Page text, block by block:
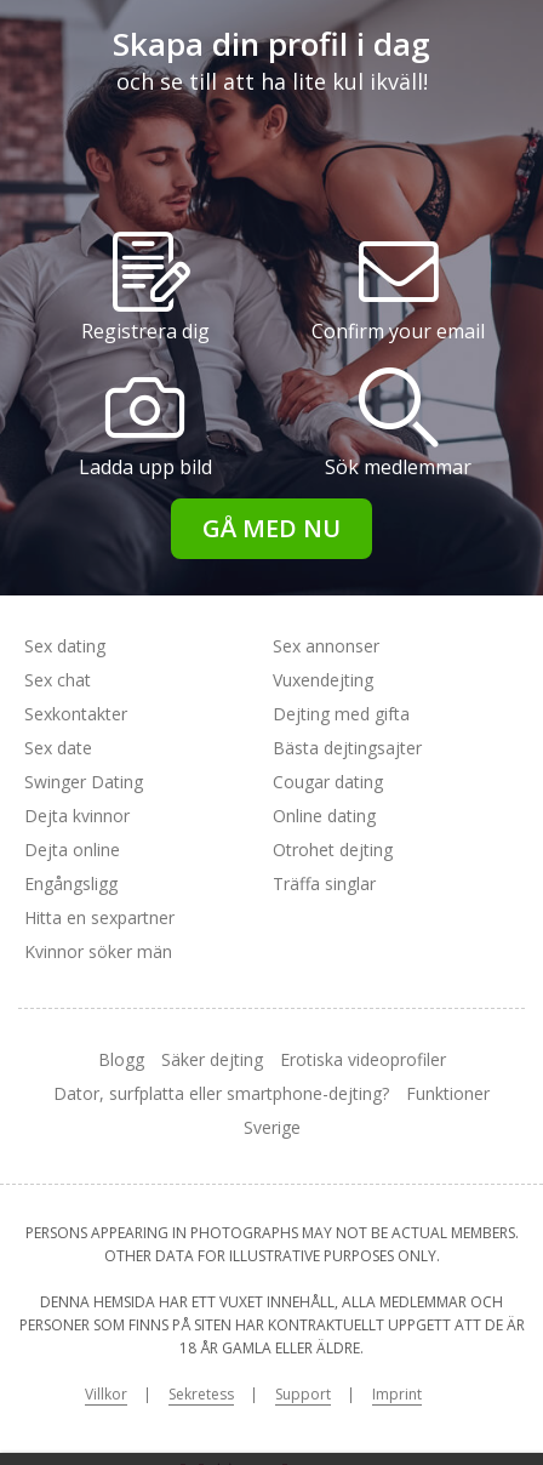
Skapa din profil i dag
och se till att ha lite kul ikväll!
Registrera dig Confirm your email
Ladda upp bild Sök medlemmar
GÅ MED NU
Sex dating
Sex chat
Sexkontakter
Sex date
Swinger Dating
Sex annonser
Vuxendejting
Dejting med gifta
Bästa dejtingsajter
Cougar dating
Dejta kvinnor
Dejta online
Engångsligg
Hitta en sexpartner
Kvinnor söker män
Online dating
Otrohet dejting
Träffa singlar
Blogg Säker dejting
Erotiska videoprofiler
Dator, surfplatta eller smartphone-dejting?
Funktioner
Sverige
PERSONS APPEARING IN PHOTOGRAPHS MAY NOT BE ACTUAL MEMBERS.
OTHER DATA FOR ILLUSTRATIVE PURPOSES ONLY.
DENNA HEMSIDA HAR ETT VUXET INNEHÅLL, ALLA MEDLEMMAR OCH
PERSONER SOM FINNS PÅ SITEN HAR KONTRAKTUELLT UPPGETT ATT DE ÄR
18 ÅR GAMLA ELLER ÄLDRE.
Villkor Sekretess Support Imprint